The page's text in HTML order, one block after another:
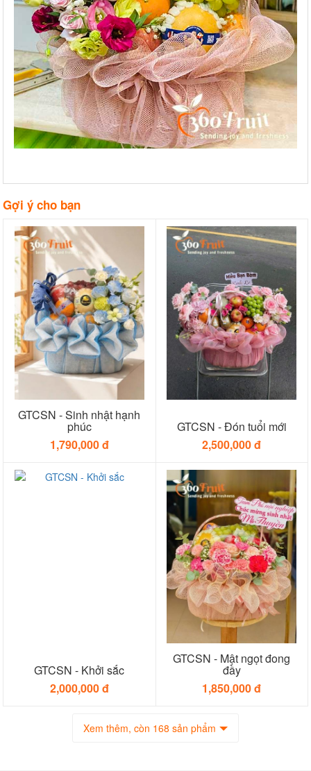
Gợi ý cho bạn
GTCSN - Sinh nhật hạnh
phúc
1,790,000 đ
GTCSN - Đón tuổi mới
2,500,000 đ
GTCSN - Khởi sắc
2,000,000 đ
GTCSN - Mật ngọt đong
đầy
1,850,000 đ
Xem thêm, còn 168 sản phẩm